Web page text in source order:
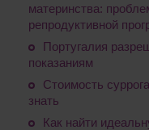
материнства:
репродуктивной
Португалия
показаниям
Стоимость
знать
Как найти